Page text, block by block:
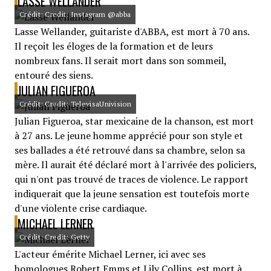
Crédit: Credit: Instagram @abba
Lasse Wellander, guitariste d'ABBA, est mort à 70 ans.
Il reçoit les éloges de la formation et de leurs
nombreux fans. Il serait mort dans son sommeil,
entouré des siens.
JULIAN FIGUEROA
Crédit: Credit: TelevisaUnivision
Julian Figueroa, star mexicaine de la chanson, est mort
à 27 ans. Le jeune homme apprécié pour son style et
ses ballades a été retrouvé dans sa chambre, selon sa
mère. Il aurait été déclaré mort à l'arrivée des policiers,
qui n'ont pas trouvé de traces de violence. Le rapport
indiquerait que la jeune sensation est toutefois morte
d'une violente crise cardiaque.
MICHAEL LERNER
Crédit: Credit: Getty
L'acteur émérite Michael Lerner, ici avec ses